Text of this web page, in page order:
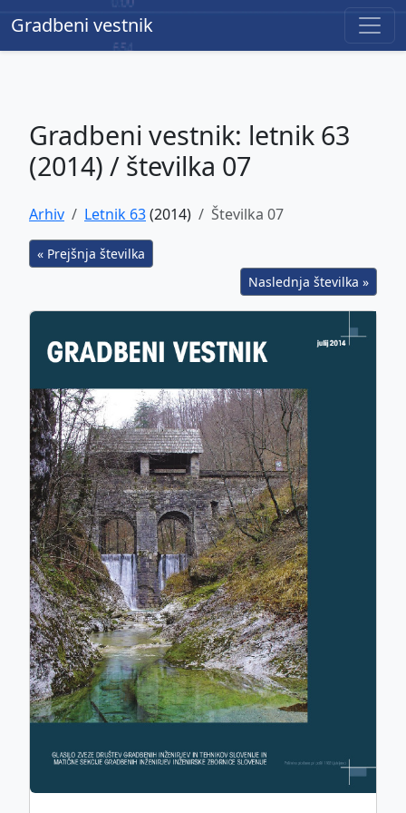
Gradbeni vestnik
Gradbeni vestnik
ISSN: 0017-2774
e-ISSN: 2536-4332
COBISS.SI-ID: 859140
Gradbeni vestnik: letnik 63
(2014) / številka 07
Arhiv Letnik 63(2014) Številka 07
« Prejšnja številka
Naslednja številka »